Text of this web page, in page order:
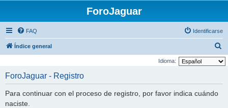
ForoJaguar
FAQ Identificarse
Índice general
u
Idioma:
ForoJaguar - Registro
Para continuar con el proceso de registro, por favor indica cuándo
naciste.